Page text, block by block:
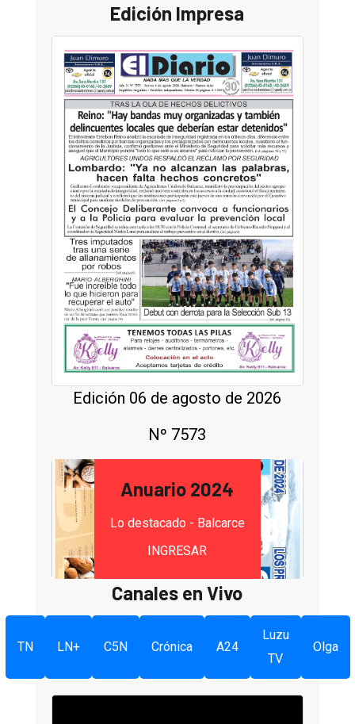
Edición Impresa
Edición 06 de agosto de 2026
Nº 7573
Anuario 2024
Lo destacado - Balcarce
INGRESAR
Canales en Vivo
TN LN+ C5N Crónica A24
Luzu
TV
Olga